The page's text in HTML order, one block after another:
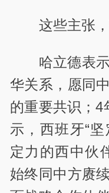
这些主张
哈立德表
华关系，愿同
的重要共识；4
示，西班牙“
定力的西中伙
始终同中方赓